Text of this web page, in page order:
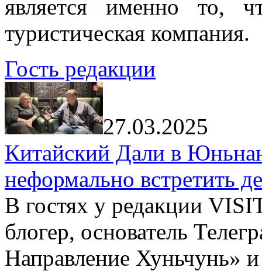
является именно то,
туристическая компания.
Гость редакции
27.03.2025
Китайский Дали в
неформально встретить
В гостях у редакции
блогер, основатель
Направление Хуньчунь»